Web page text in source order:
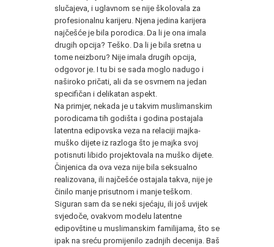
slučajeva, i uglavnom se nije školovala za
profesionalnu karijeru. Njena jedina karijera
najčešće je bila porodica. Da li je ona imala
drugih opcija? Teško. Da li je bila sretna u
tome neizboru? Nije imala drugih opcija,
odgovor je. I tu bi se sada moglo nadugo i
naširoko pričati, ali da se osvrnem na jedan
specifičan i delikatan aspekt.
Na primjer, nekada je u takvim muslimanskim
porodicama tih godišta i godina postajala
latentna edipovska veza na relaciji majka-
muško dijete iz razloga što je majka svoj
potisnuti libido projektovala na muško dijete.
Činjenica da ova veza nije bila seksualno
realizovana, ili najčešće ostajala takva, nije je
činilo manje prisutnom i manje teškom.
Siguran sam da se neki sjećaju, ili još uvijek
svjedoče, ovakvom modelu latentne
edipovštine u muslimanskim familijama, što se
ipak na sreću promijenilo zadnjih decenija. Baš